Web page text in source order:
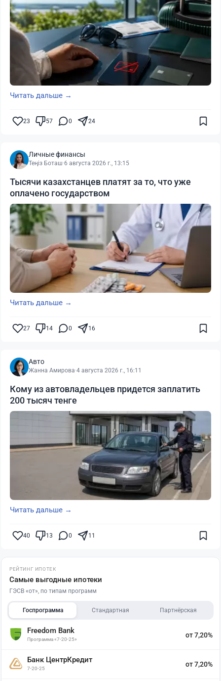
Читать дальше →
23 57 0 24
Личные финансы
Теңіз Боташ·6 августа 2026 г., 13:15
Тысячи казахстанцев платят за то, что уже
оплачено государством
Читать дальше →
27 14 0 16
Авто
Жанна Амирова·4 августа 2026 г., 16:11
Кому из автовладельцев придется заплатить
200 тысяч тенге
Читать дальше →
40 13 0 11
РЕЙТИНГ ИПОТЕК
Самые выгодные ипотеки
ГЭСВ «от», по типам программ
Госпрограмма Стандартная Партнёрская
Freedom Bank
Программа «7-20-25»
от 7,20%
Банк ЦентрКредит
7-20-25
от 7,20%